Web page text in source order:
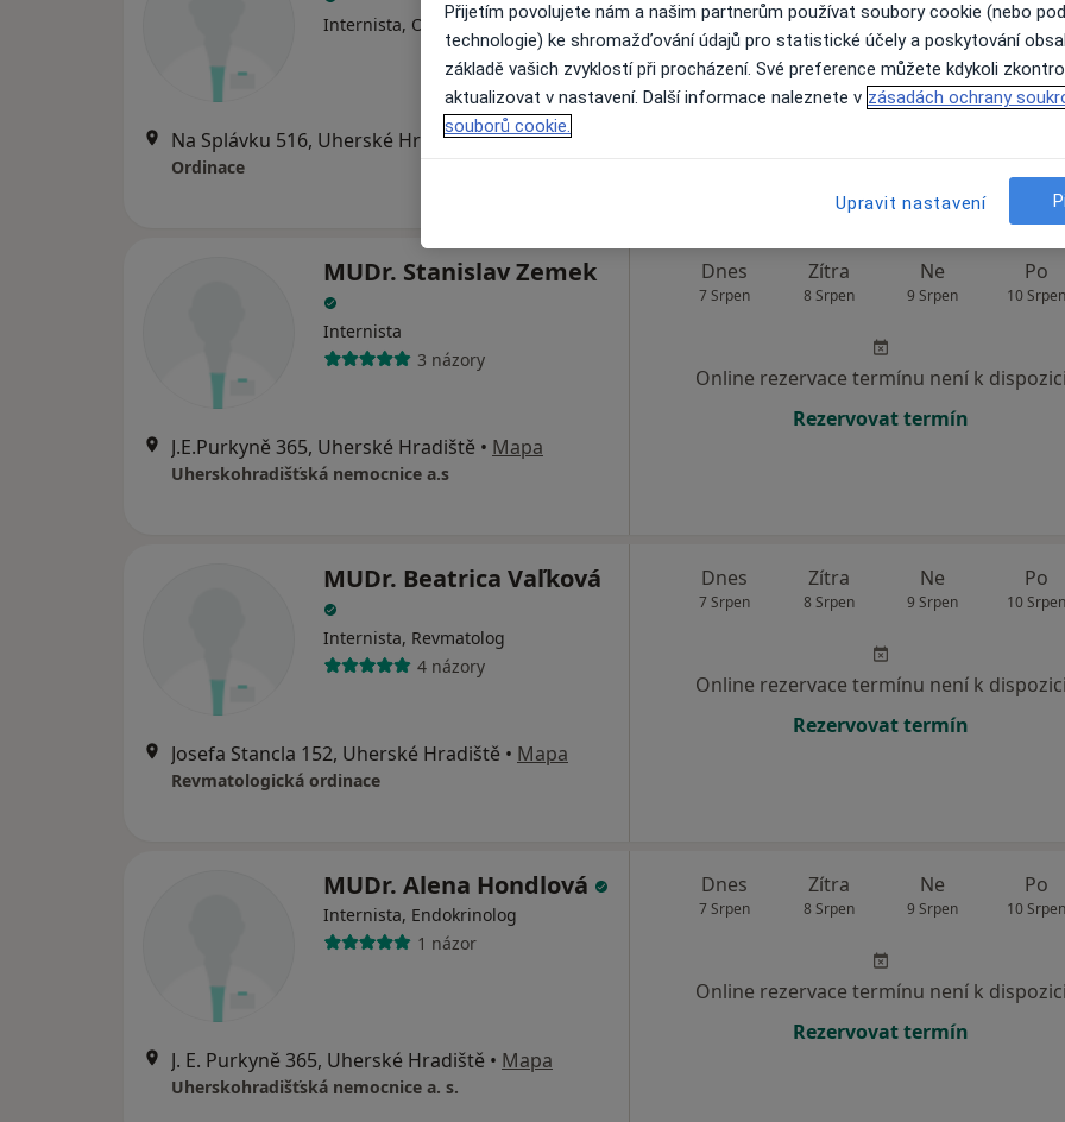
Internista, Onkolog
Na Splávku 516, Uherské Hradiště•Mapa
Ordinace
Online rezervace termínu není k
Rezervovat termín
MUDr. Stanislav Zemek
Internista
3 názory
J.E.Purkyně 365, Uherské Hradiště • Mapa
Uherskohradišťská nemocnice a.s
Dnes
7 Srpen
Zítra
8 Srpen
Ne
9 Srpen
Po
10 Srpen
Online rezervace termínu není k dispozici
Rezervovat termín
MUDr. Beatrica Vaľková
Internista, Revmatolog
4 názory
Josefa Stancla 152, Uherské Hradiště • Mapa
Revmatologická ordinace
Dnes
7 Srpen
Zítra
8 Srpen
Ne
9 Srpen
Po
10 Srpen
Online rezervace termínu není k dispozici
Rezervovat termín
MUDr. Alena Hondlová
Internista, Endokrinolog
1 názor
J. E. Purkyně 365, Uherské Hradiště • Mapa
Uherskohradišťská nemocnice a. s.
Dnes
7 Srpen
Zítra
8 Srpen
Ne
9 Srpen
Po
10 Srpen
Online rezervace termínu není k dispozici
Rezervovat termín
Přijetím povolujete nám a našim partnerům používat soubory cookie (nebo
technologie) ke shromažďování údajů pro statistické účely a poskytování
základě vašich zvyklostí při procházení. Své preference můžete kdykoli
aktualizovat v nastavení. Další informace naleznete v zásadách ochrany
souborů cookie.
Upravit nastavení